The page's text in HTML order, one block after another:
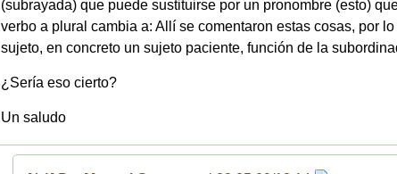
(subrayada) que puede sustituirse por un pronombre (esto)
verbo a plural cambia a: Allí se comentaron estas cosas, por
sujeto, en concreto un sujeto paciente, función de la
¿Sería eso cierto?
Un saludo